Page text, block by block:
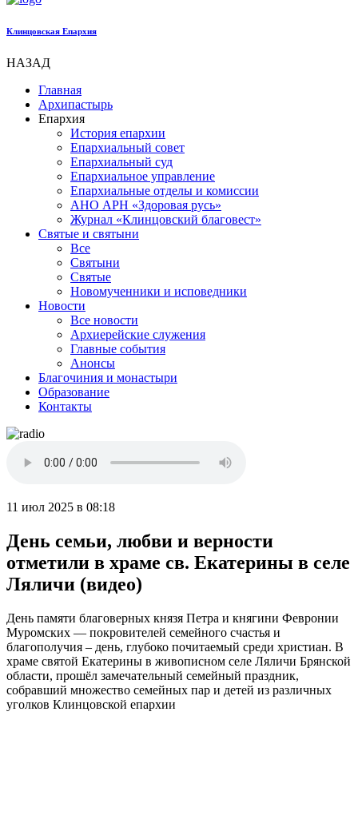
Клинцовская Епархия
НАЗАД
Главная
Архипастырь
Епархия
История епархии
Епархиальный совет
Епархиальный суд
Епархиальное управление
Епархиальные отделы и комиссии
АНО АРН «Здоровая русь»
Журнал «Клинцовский благовест»
Святые и святыни
Все
Святыни
Святые
Новомученники и исповедники
Новости
Все новости
Архиерейские служения
Главные события
Анонсы
Благочиния и монастыри
Образование
Контакты
11 июл 2025 в 08:18
День семьи, любви и верности
отметили в храме св. Екатерины в селе
Ляличи (видео)
День памяти благоверных князя Петра и княгини Февронии
Муромских — покровителей семейного счастья и
благополучия – день, глубоко почитаемый среди христиан. В
храме святой Екатерины в живописном селе Ляличи Брянской
области, прошёл замечательный семейный праздник,
собравший множество семейных пар и детей из различных
уголков Клинцовской епархии